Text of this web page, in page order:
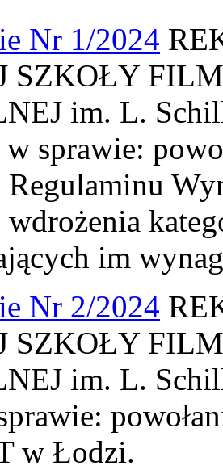
Nr 1/2024
SZKOŁY
im. L.
sprawie:
Regulaminu
wdrożenia
im
Nr 2/2024
SZKOŁY
im. L.
w Łodzi.